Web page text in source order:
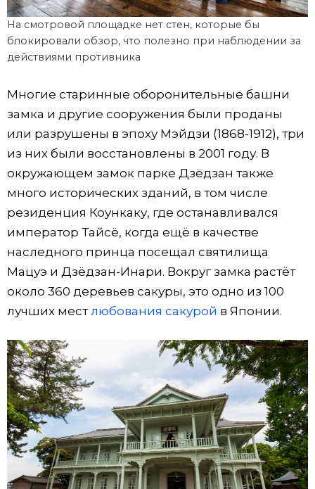
На смотровой площадке нет стен, которые бы
блокировали обзор, что полезно при наблюдении за
действиями противника
Многие старинные оборонительные башни
замка и другие сооружения были проданы
или разрушены в эпоху Мэйдзи (1868-1912), три
из них были восстановлены в 2001 году. В
окружающем замок парке Дзёдзан также
много исторических зданий, в том числе
резиденция Коункаку, где останавливался
император Тайсё, когда ещё в качестве
наследного принца посещал святилища
Мацуэ и Дзёдзан-Инари. Вокруг замка растёт
около 360 деревьев сакуры, это одно из 100
лучших мест любования сакурой в Японии.